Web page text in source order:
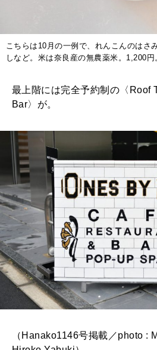
こちらは10月の一例で、れんこんのはさ
しなど。米は奈良産の無農薬米。1,200円
最上階には完全予約制の〈Roof
Bar〉が。
（Hanako1146号掲載／photo :